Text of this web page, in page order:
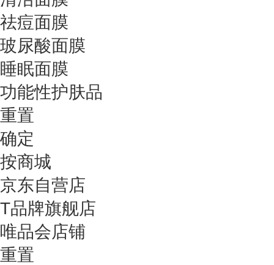
祛痘面膜
玻尿酸面膜
睡眠面膜
功能性护肤品
重置
确定
按商城
京东自营店
T品牌旗舰店
唯品会店铺
重置